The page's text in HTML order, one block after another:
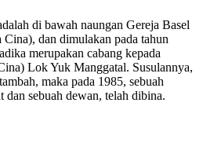
di bawah naungan Gereja Basel
dan dimulakan pada tahun
merupakan cabang kepada
Lok Yuk Manggatal. Susulannya,
maka pada 1985, sebuah
dan sebuah dewan, telah dibina.